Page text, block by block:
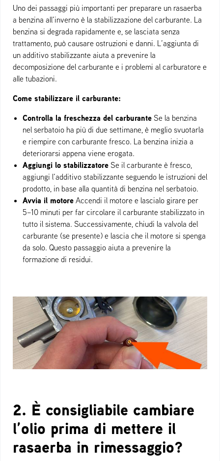
Uno dei passaggi più importanti per preparare un rasaerba
a benzina all’inverno è la stabilizzazione del carburante. La
benzina si degrada rapidamente e, se lasciata senza
trattamento, può causare ostruzioni e danni. L’aggiunta di
un additivo stabilizzante aiuta a prevenire la
decomposizione del carburante e i problemi al carburatore e
alle tubazioni.
Come stabilizzare il carburante:
Controlla la freschezza del carburante Se la benzina
nel serbatoio ha più di due settimane, è meglio svuotarla
e riempire con carburante fresco. La benzina inizia a
deteriorarsi appena viene erogata.
Aggiungi lo stabilizzatore Se il carburante è fresco,
aggiungi l’additivo stabilizzante seguendo le istruzioni del
prodotto, in base alla quantità di benzina nel serbatoio.
Avvia il motore Accendi il motore e lascialo girare per
5–10 minuti per far circolare il carburante stabilizzato in
tutto il sistema. Successivamente, chiudi la valvola del
carburante (se presente) e lascia che il motore si spenga
da solo. Questo passaggio aiuta a prevenire la
formazione di residui.
2. È consigliabile cambiare
l’olio prima di mettere il
rasaerba in rimessaggio?